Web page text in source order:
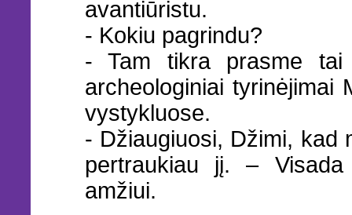
avantiūristu.
- Kokiu pagrindu?
- Tam tikra prasme tai
archeologiniai tyrinėjimai
vystykluose.
- Džiaugiuosi, Džimi, kad
pertraukiau jį. –
amžiui.